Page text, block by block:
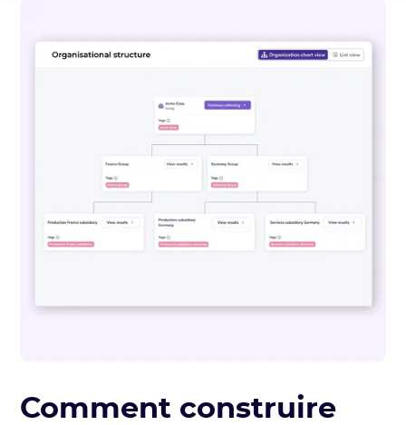
Comment construire